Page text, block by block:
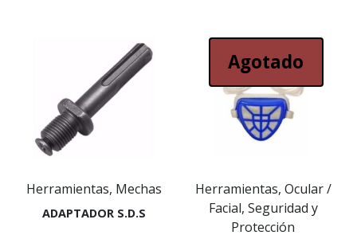
Herramientas, Mechas
ADAPTADOR S.D.S
Agotado
Herramientas, Ocular /
Facial, Seguridad y
Protección